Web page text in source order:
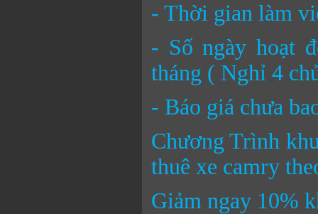
- Thời gian làm
- Số ngày hoạt
tháng ( Nghỉ 4
- Báo giá chưa
Chương Trình
thuê xe camry
Giảm ngay 10%